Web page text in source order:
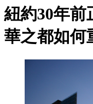
紐約30年前
華之都如何